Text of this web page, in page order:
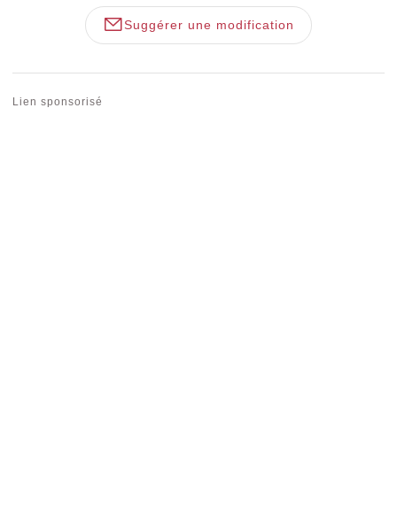
Suggérer une modification
Lien sponsorisé